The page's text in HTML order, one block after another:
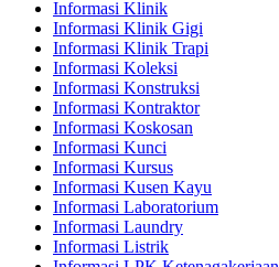
Informasi Klinik
Informasi Klinik Gigi
Informasi Klinik Trapi
Informasi Koleksi
Informasi Konstruksi
Informasi Kontraktor
Informasi Koskosan
Informasi Kunci
Informasi Kursus
Informasi Kusen Kayu
Informasi Laboratorium
Informasi Laundry
Informasi Listrik